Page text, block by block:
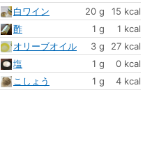
白ワイン
20 g
15 kcal
酢
1 g
1 kcal
オリーブオイル
3 g
27 kcal
塩
1 g
0 kcal
こしょう
1 g 4 kcal